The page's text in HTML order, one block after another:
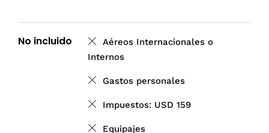
No incluido
Aéreos Internacionales o
Internos
Gastos personales
Impuestos: USD 159
Equipajes